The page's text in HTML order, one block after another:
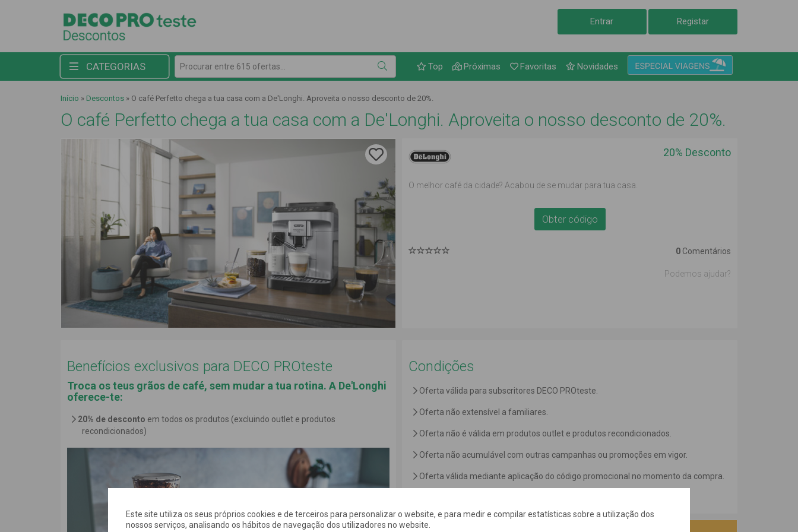
Entrar Registar
CATEGORIAS Procurar entre 615 ofertas... Link para as ofertas Novidades
Favoritas
Próximas
Top
Início » Descontos » O café Perfetto chega a tua casa com a De'Longhi. Aproveita o nosso desconto de 20%.
O café Perfetto chega a tua casa com a De'Longhi. Aproveita o nosso desconto de 20%.
20% Desconto
O melhor café da cidade? Acabou de se mudar para tua casa.
Obter código
0 Comentários
Podemos ajudar?
Benefícios exclusivos para DECO PROteste
Troca os teus grãos de café, sem mudar a tua rotina. A De'Longhi
oferece-te:
20% de desconto em todos os produtos (excluindo outlet e produtos
recondicionados)
Condições
Oferta válida para subscritores DECO PROteste.
Oferta não extensível a familiares.
Oferta não é válida em produtos outlet e produtos recondicionados.
Oferta não acumulável com outras campanhas ou promoções em vigor.
Oferta válida mediante aplicação do código promocional no momento da compra.
Este site utiliza os seus próprios cookies e de terceiros para personalizar o website, e para medir e compilar estatísticas sobre a utilização dos
nossos serviços, analisando os hábitos de navegação dos utilizadores no website.